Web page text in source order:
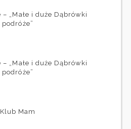
„Małe i duże Dąbrówki
podróże”
„Małe i duże Dąbrówki
podróże”
Klub Mam